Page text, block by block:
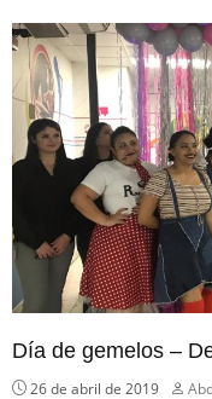
Día de gemelos –
26 de abril de 2019